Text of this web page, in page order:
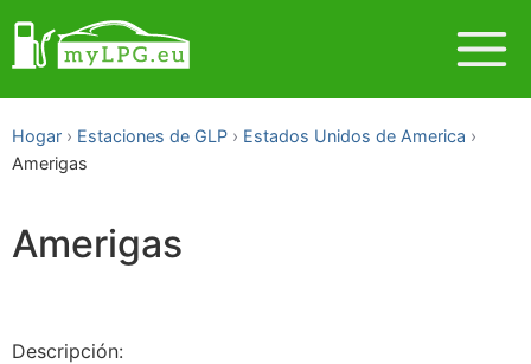
Hogar Estaciones de GLP
Estados Unidos de America
Amerigas
Amerigas
Descripción: